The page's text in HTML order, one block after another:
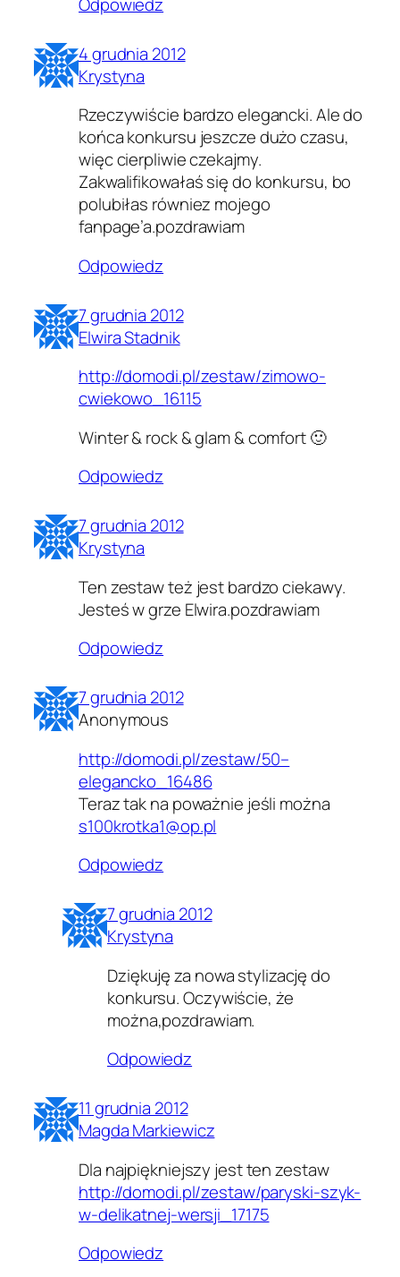
4 grudnia 2012
Krystyna
Rzeczywiście bardzo elegancki. Ale do
końca konkursu jeszcze dużo czasu,
więc cierpliwie czekajmy.
Zakwalifikowałaś się do konkursu, bo
polubiłas równiez mojego
fanpage’a.pozdrawiam
Odpowiedz
7 grudnia 2012
Elwira Stadnik
http://domodi.pl/zestaw/zimowo-
cwiekowo_16115
Winter & rock & glam & comfort 🙂
Odpowiedz
7 grudnia 2012
Krystyna
Ten zestaw też jest bardzo ciekawy.
Jesteś w grze Elwira.pozdrawiam
Odpowiedz
7 grudnia 2012
Anonymous
http://domodi.pl/zestaw/50–
elegancko_16486
Teraz tak na poważnie jeśli można
s100krotka1@op.pl
Odpowiedz
7 grudnia 2012
Krystyna
Dziękuję za nowa stylizację do
konkursu. Oczywiście, że
można,pozdrawiam.
Odpowiedz
11 grudnia 2012
Magda Markiewicz
Dla najpiękniejszy jest ten zestaw
http://domodi.pl/zestaw/paryski-szyk-
w-delikatnej-wersji_17175
Odpowiedz